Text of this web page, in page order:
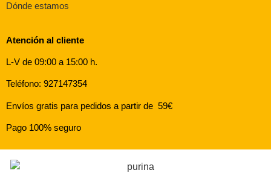
Dónde estamos
Atención al cliente
L-V de 09:00 a 15:00 h.
Teléfono: 927147354
Envíos gratis para pedidos a partir de 59€
Pago 100% seguro